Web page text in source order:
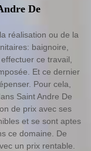
De
réalisation ou de la
baignoire,
ce travail,
Et ce dernier
Pour cela,
Saint Andre De
de prix avec ses
et se sont aptes
ce domaine. De
un prix rentable.